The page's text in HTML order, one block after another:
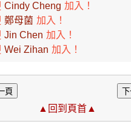
Cindy Cheng 加入！
鄭母菌 加入！
Jin Chen 加入！
Wei Zihan 加入！
頁
▲回到頁首▲